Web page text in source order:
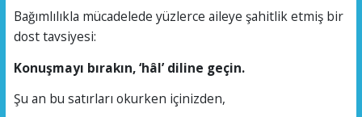
Bağımlılıkla mücadelede yüzlerce aileye şahitlik etmiş bir
dost tavsiyesi:
Konuşmayı bırakın, ‘hâl’ diline geçin.
Şu an bu satırları okurken içinizden,